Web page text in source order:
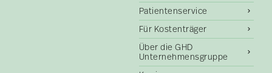
Patientenservice
Für Kostenträger
Über die GHD
Unternehmensgruppe